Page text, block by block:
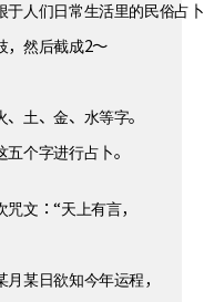
人们日常生活里的民俗占
，然后截成2～
土、金、水等字。
个字进行占卜。
文：“天上有言，
某日欲知今年运程，